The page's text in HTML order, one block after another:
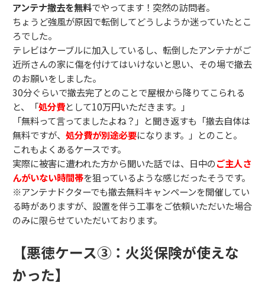
アンテナ撤去を無料でやってます！突然の訪問者。
ちょうど強風が原因で転倒してどうしようか迷っていたとこ
ろでした。
テレビはケーブルに加入しているし、転倒したアンテナがご
近所さんの家に傷を付けてはいけないと思い、その場で撤去
のお願いをしました。
30分ぐらいで撤去完了とのことで屋根から降りてこられる
と、「処分費として10万円いただきます。」
「無料って言ってましたよね？」と聞き返すも「撤去自体は
無料ですが、 処分費が別途必要になります。」とのこと。
これもよくあるケースです。
実際に被害に遭われた方から聞いた話では、日中のご主人さ
んがいない時間帯を狙っているような感じだったそうです。
※アンテナドクターでも撤去無料キャンペーンを開催してい
る時がありますが、設置を伴う工事をご依頼いただいた場合
のみに限らせていただいております。
【悪徳ケース③：火災保険が使えな
かった】